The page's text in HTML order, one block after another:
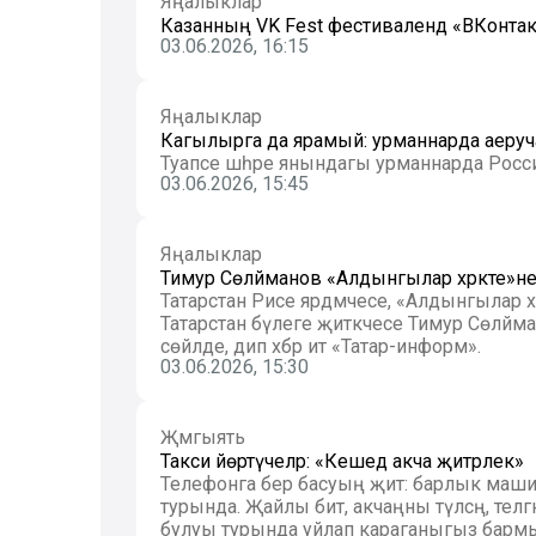
Казанның VK Fest фестивалендә
03.06.2026, 16:15
Яңалыклар
Кагылырга да ярамый: урманнарда аеруча
Туапсе шәһәре янындагы урманнарда
03.06.2026, 15:45
Яңалыклар
Тимур Сөләйманов «Алдынгылар
Татарстан Рәисе ярдәмчесе, «Алдынгылар
Татарстан бүлеге җитәкчесе Тимур
сөйләде, дип хәбәр итә «Татар-информ».
03.06.2026, 15:30
Җәмгыять
Такси йөртүчеләр: «Кешедә акча җитәрлек»
Телефонга бер басуың җитә: барлык
турында. Җайлы бит, акчаңны түләсәң,
булуы турында уйлап караганыгыз